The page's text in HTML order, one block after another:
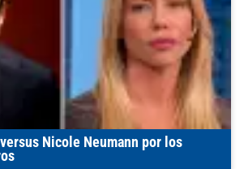
Nicole Neumann por los